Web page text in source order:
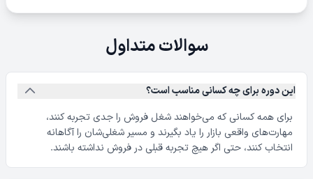
سوالات متداول
این دوره برای چه کسانی مناسب است؟
برای همه کسانی که می‌خواهند شغل فروش را جدی تجربه کنند،
مهارت‌های واقعی بازار را یاد بگیرند و مسیر شغلی‌شان را آگاهانه
انتخاب کنند، حتی اگر هیچ تجربه قبلی در فروش نداشته باشند.